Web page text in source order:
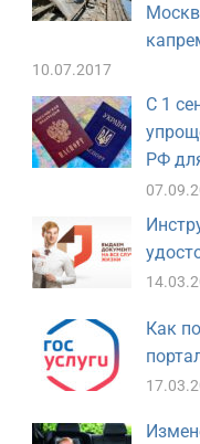
10.07.2017
С 1
РФ
Как